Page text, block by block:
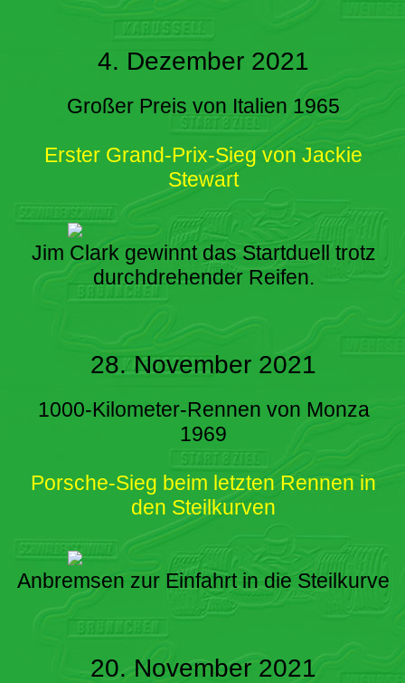
4. Dezember 2021
Großer Preis von Italien 1965
Erster Grand-Prix-Sieg von Jackie
Stewart
Jim Clark gewinnt das Startduell trotz
durchdrehender Reifen.
28. November 2021
1000-Kilometer-Rennen von Monza
1969
Porsche-Sieg beim letzten Rennen in
den Steilkurven
Anbremsen zur Einfahrt in die Steilkurve
20. November 2021